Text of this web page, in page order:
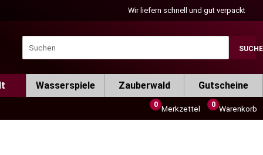
Wir liefern schnell und gut verpackt
Wasserspiele Zauberwald Gutscheine
0 Warenkorb
0 Merkzettel